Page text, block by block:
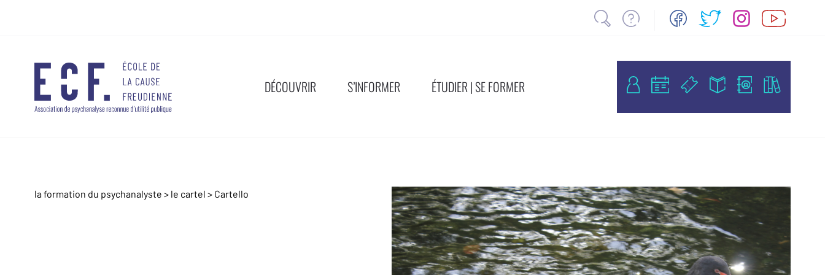
DÉCOUVRIR S’INFORMER ÉTUDIER | SE FORMER
la formation du psychanalyste > le cartel > Cartello